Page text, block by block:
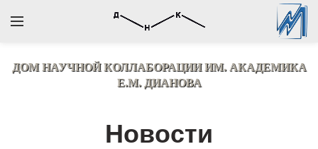
ДОМ НАУЧНОЙ КОЛЛАБОРАЦИИИМ. АКАДЕМИКА
Е.М. ДИАНОВА
Новости